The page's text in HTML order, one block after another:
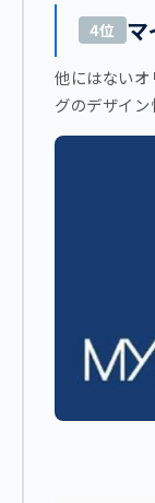
4位
他にはない
グのデザイ